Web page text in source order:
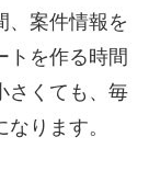
、案件情報を
トを作る時間
さくても、毎
ります。